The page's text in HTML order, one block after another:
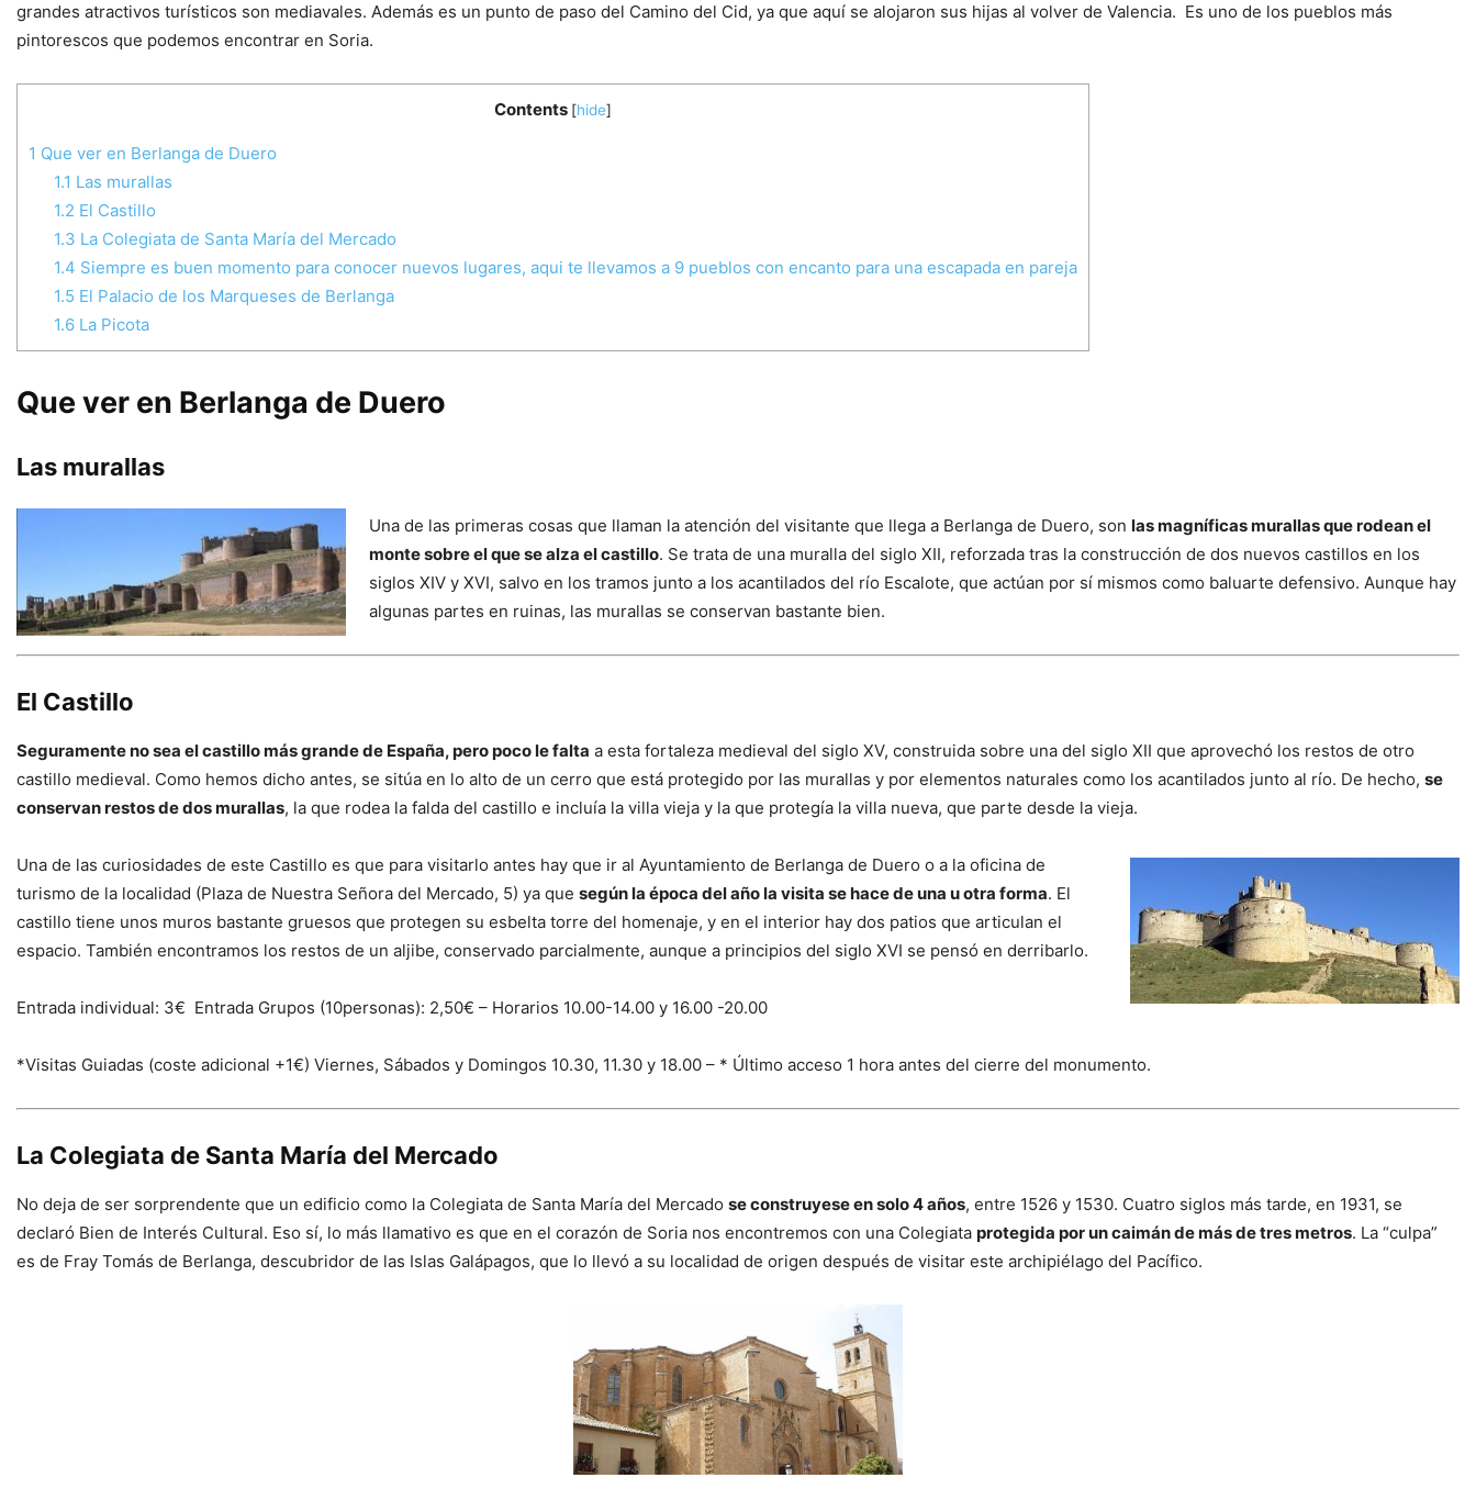
grandes atractivos turísticos son mediavales. Además es un punto de paso del Camino del Cid, ya que aquí se alojaron sus hijas al volver de Valencia. Es uno de los pueblos más
pintorescos que podemos encontrar en Soria.
Contents [hide]
1 Que ver en Berlanga de Duero
1.1 Las murallas
1.2 El Castillo
1.3 La Colegiata de Santa María del Mercado
1.4 Siempre es buen momento para conocer nuevos lugares, aqui te llevamos a 9 pueblos con encanto para una escapada en pareja
1.5 El Palacio de los Marqueses de Berlanga
1.6La Picota
Que ver en Berlanga de Duero
Las murallas
Una de las primeras cosas que llaman la atención del visitante que llega a Berlanga de Duero, son las magníficas murallas que rodean el
monte sobre el que se alza el castillo. Se trata de una muralla del siglo XII, reforzada tras la construcción de dos nuevos castillos en los
siglos XIV y XVI, salvo en los tramos junto a los acantilados del río Escalote, que actúan por sí mismos como baluarte defensivo. Aunque hay
algunas partes en ruinas, las murallas se conservan bastante bien.
El Castillo
Seguramente no sea el castillo más grande de España, pero poco le falta a esta fortaleza medieval del siglo XV, construida sobre una del siglo XII que aprovechó los restos de otro
castillo medieval. Como hemos dicho antes, se sitúa en lo alto de un cerro que está protegido por las murallas y por elementos naturales como los acantilados junto al río. De hecho, se
conservan restos de dos murallas, la que rodea la falda del castillo e incluía la villa vieja y la que protegía la villa nueva, que parte desde la vieja.
Una de las curiosidades de este Castillo es que para visitarlo antes hay que ir al Ayuntamiento de Berlanga de Duero o a la oficina de
turismo de la localidad (Plaza de Nuestra Señora del Mercado, 5) ya que según la época del año la visita se hace de una u otra forma. El
castillo tiene unos muros bastante gruesos que protegen su esbelta torre del homenaje, y en el interior hay dos patios que articulan el
espacio. También encontramos los restos de un aljibe, conservado parcialmente, aunque a principios del siglo XVI se pensó en derribarlo.
Entrada individual: 3€ Entrada Grupos (10personas): 2,50€ – Horarios 10.00-14.00 y 16.00 -20.00
*Visitas Guiadas (coste adicional +1€) Viernes, Sábados y Domingos 10.30, 11.30 y 18.00 – * Último acceso 1 hora antes del cierre del monumento.
La Colegiata de Santa María del Mercado
No deja de ser sorprendente que un edificio como la Colegiata de Santa María del Mercado se construyese en solo 4 años, entre 1526 y 1530. Cuatro siglos más tarde, en 1931, se
declaró Bien de Interés Cultural. Eso sí, lo más llamativo es que en el corazón de Soria nos encontremos con una Colegiata protegida por un caimán de más de tres metros. La “culpa”
es de Fray Tomás de Berlanga, descubridor de las Islas Galápagos, que lo llevó a su localidad de origen después de visitar este archipiélago del Pacífico.